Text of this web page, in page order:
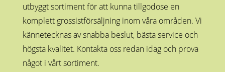
utbyggt sortiment för att kunna tillgodose en
komplett grossistförsäljning inom våra områden. Vi
kännetecknas av snabba beslut, bästa service och
högsta kvalitet. Kontakta oss redan idag och prova
något i vårt sortiment.